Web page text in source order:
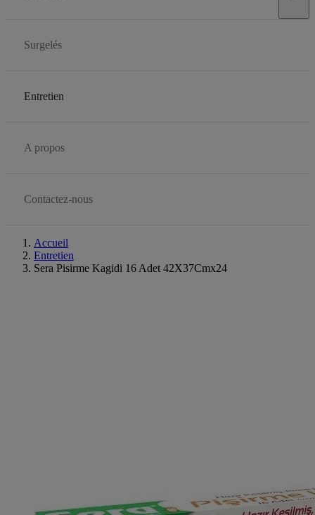
Surgelés
Entretien
A propos
Contactez-nous
Accueil
Entretien
Sera Pisirme Kagidi 16 Adet 42X37Cmx24